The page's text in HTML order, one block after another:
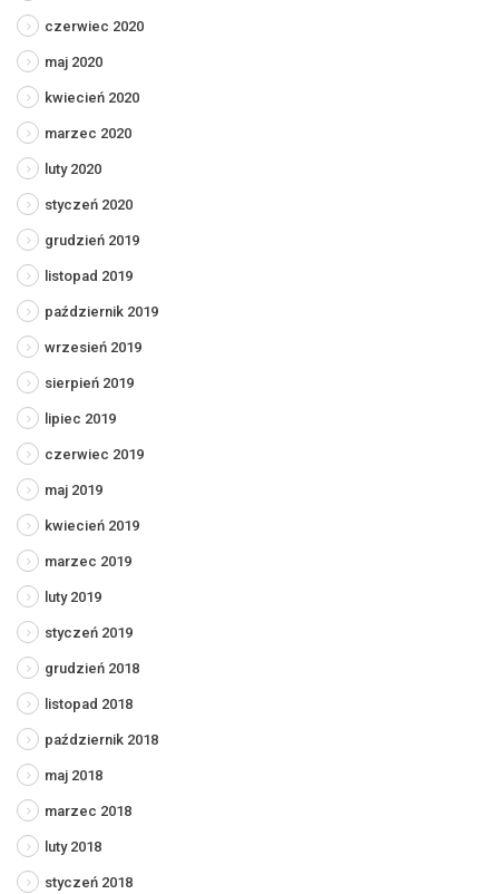
czerwiec 2020
maj 2020
kwiecień 2020
marzec 2020
luty 2020
styczeń 2020
grudzień 2019
listopad 2019
październik 2019
wrzesień 2019
sierpień 2019
lipiec 2019
czerwiec 2019
maj 2019
kwiecień 2019
marzec 2019
luty 2019
styczeń 2019
grudzień 2018
listopad 2018
październik 2018
maj 2018
marzec 2018
luty 2018
styczeń 2018